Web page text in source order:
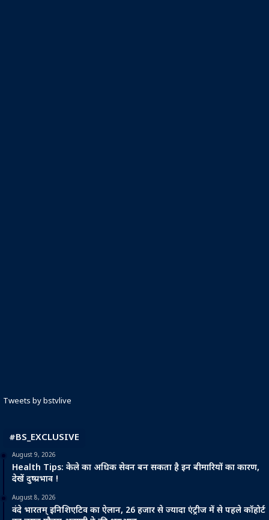
Tweets by bstvlive
#BS_EXCLUSIVE
August 9, 2026
Health Tips: केले का अधिक सेवन बन सकता है इन बीमारियों का कारण,
देखें दुष्प्रभाव !
August 8, 2026
वंदे भारतम् इनिशिएटिव का ऐलान, 26 हजार से ज्यादा एंट्रीज में से पहले कॉहोर्ट